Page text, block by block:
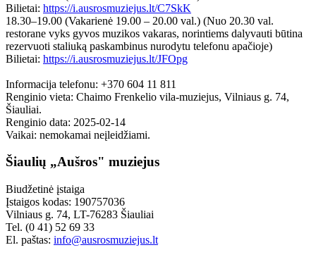
Bilietai: https://i.ausrosmuziejus.lt/C7SkK
18.30–19.00 (Vakarienė 19.00 – 20.00 val.) (Nuo 20.30 val.
restorane vyks gyvos muzikos vakaras, norintiems dalyvauti būtina
rezervuoti staliuką paskambinus nurodytu telefonu apačioje)
Bilietai: https://i.ausrosmuziejus.lt/JFOpg
Informacija telefonu: +370 604 11 811
Renginio vieta: Chaimo Frenkelio vila-muziejus, Vilniaus g. 74,
Šiauliai.
Renginio data: 2025-02-14
Vaikai: nemokamai neįleidžiami.
Šiaulių „Aušros" muziejus
Biudžetinė įstaiga
Įstaigos kodas: 190757036
Vilniaus g. 74, LT-76283 Šiauliai
Tel. (0 41) 52 69 33
El. paštas: info@ausrosmuziejus.lt